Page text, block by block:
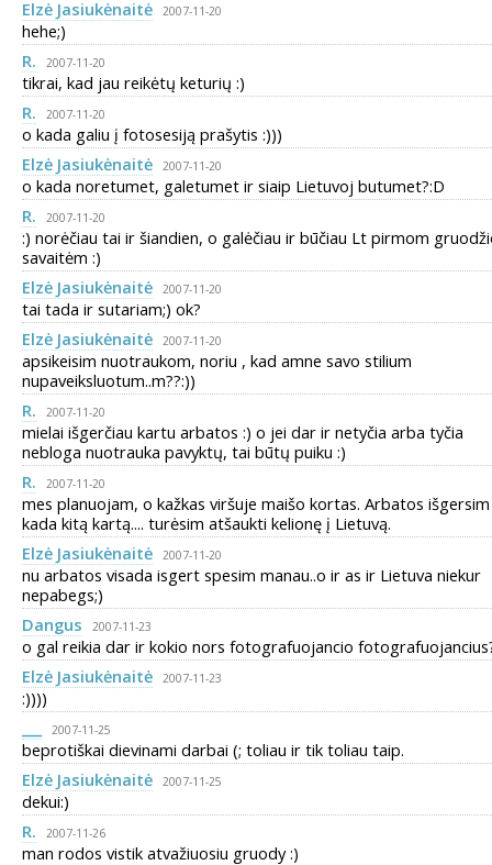
Elzė Jasiukėnaitė 2007-11-20
hehe;)
R.
2007-11-20
tikrai, kad jau reikėtų keturių :)
R.
2007-11-20
o kada galiu į fotosesiją prašytis :)))
Elzė Jasiukėnaitė
2007-11-20
o kada noretumet, galetumet ir siaip Lietuvoj butumet?:D
R.
2007-11-20
:) norėčiau tai ir šiandien, o galėčiau ir būčiau Lt pirmom
savaitėm :)
Elzė Jasiukėnaitė
2007-11-20
tai tada ir sutariam;) ok?
Elzė Jasiukėnaitė
2007-11-20
apsikeisim nuotraukom, noriu , kad amne savo stilium
nupaveiksluotum..m??:))
R.
2007-11-20
mielai išgerčiau kartu arbatos :) o jei dar ir netyčia arba tyčia
nebloga nuotrauka pavyktų, tai būtų puiku :)
R.
2007-11-20
mes planuojam, o kažkas viršuje maišo kortas. Arbatos išgersim
kada kitą kartą.... turėsim atšaukti kelionę į Lietuvą.
Elzė Jasiukėnaitė
2007-11-20
nu arbatos visada isgert spesim manau..o ir as ir Lietuva niekur
nepabegs;)
Dangus
2007-11-23
o gal reikia dar ir kokio nors fotografuojancio
Elzė Jasiukėnaitė
2007-11-23
:))))
2007-11-25
beprotiškai dievinami darbai (; toliau ir tik toliau taip.
Elzė Jasiukėnaitė
2007-11-25
dekui:)
R.
2007-11-26
man rodos vistik atvažiuosiu gruody :)